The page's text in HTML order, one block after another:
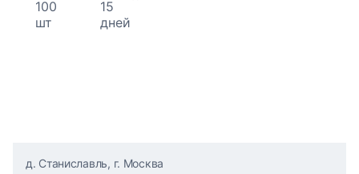
д. Станиславль, г. Москва